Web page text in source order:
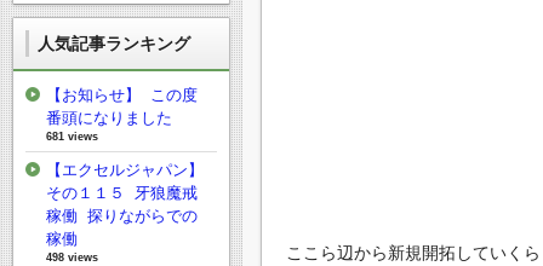
ここら辺から新規開拓していく
人気記事ランキング
【お知らせ】 この度
番頭になりました
681 views
【エクセルジャパン】
その１１５ 牙狼魔戒
稼働 探りながらでの
稼働
498 views